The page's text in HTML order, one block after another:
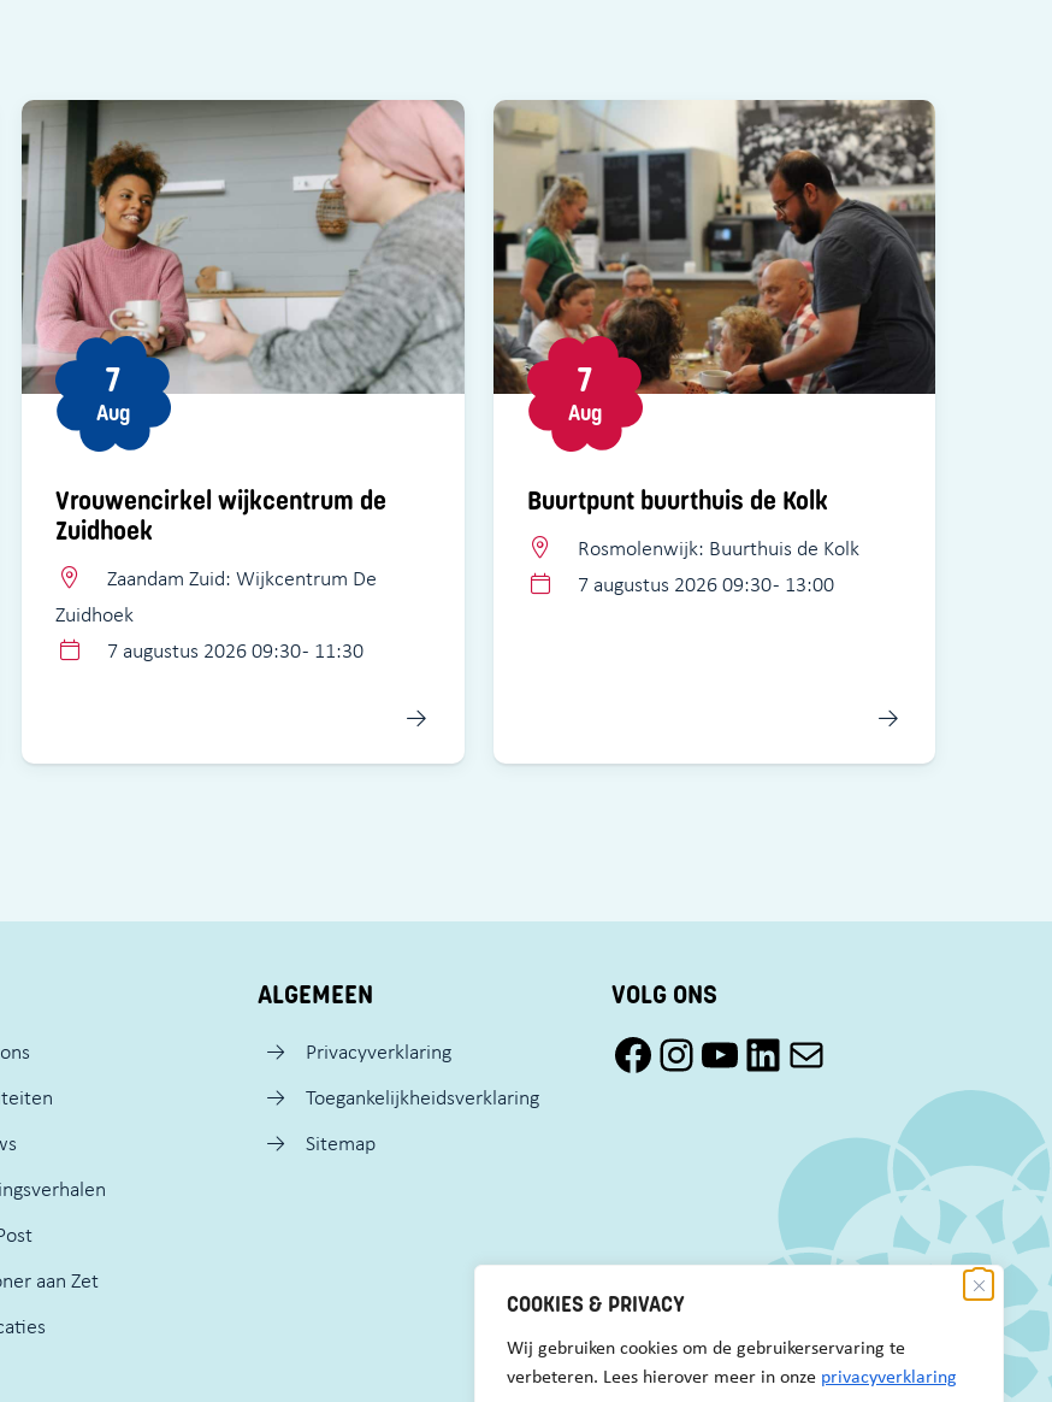
COOKIES & PRIVACY
Wij gebruiken cookies om de gebruikerservaring te
verbeteren. Lees hierover meer in onze privacyverklaring
Vrouwencirkel wijkcentrum de
Zuidhoek
7
Aug
Zaandam Zuid: Wijkcentrum De
Zuidhoek
7 augustus 2026 09:30 - 11:30
Buurtpunt buurthuis de Kolk
7
Aug
Rosmolenwijk: Buurthuis de Kolk
7 augustus 2026 09:30 - 13:00
aan Zet
ALGEMEEN
Privacyverklaring
Toegankelijkheidsverklaring
Sitemap
VOLG ONS
Facebook Pact Zaandam OostInstagram Pact Zaandam OostYouTube Pact Zaandam OostLinkedIn
Mail